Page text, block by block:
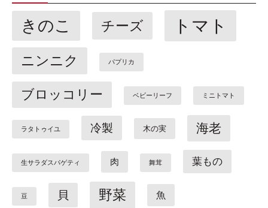
きのこ チーズ トマト
ニンニク パプリカ
ブロッコリー ベビーリーフ ミニトマト
ラタトゥイユ 冷製 木の実 海老
生サラダスパゲティ 肉 舞茸 葉もの
豆 貝 野菜 魚